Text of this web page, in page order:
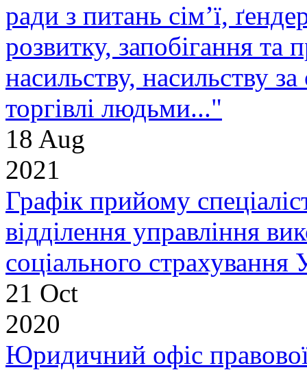
ради з питань сім’ї,
розвитку, запобігання та
насильству, насильству
торгівлі людьми..."
18 Aug
2021
Графік прийому
відділення управління
соціального страхування
21 Oct
2020
Юридичний офіс